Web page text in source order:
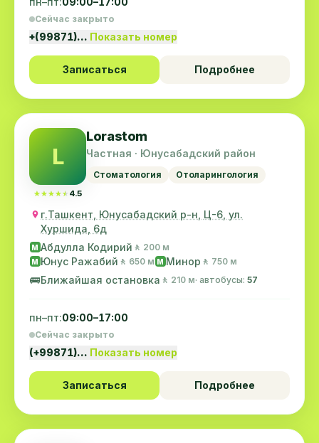
Сейчас закрыто
+(99871)… Показать номер
Записаться Подробнее
L
★★★★★
★★★★★ 4.5
Lorastom
Частная · Юнусабадский район
Стоматология Отоларингология
г.Ташкент, Юнусабадский р-н, Ц-6, ул.
Хуршида, 6д
M Абдулла Кодирий 🚶 200 м
M Юнус Ражабий 🚶 650 м M Минор 🚶 750 м
🚌Ближайшая остановка 🚶 210 м· автобусы: 57
пн–пт:09:00–17:00
Сейчас закрыто
(+99871)… Показать номер
Записаться Подробнее